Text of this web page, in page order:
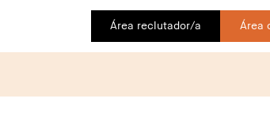
Área reclutador/a Área